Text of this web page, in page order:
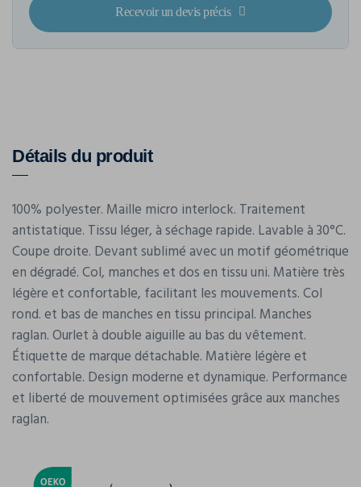
Recevoir un devis précis
Détails du produit
100% polyester. Maille micro interlock. Traitement
antistatique. Tissu léger, à séchage rapide. Lavable à 30°C.
Coupe droite. Devant sublimé avec un motif géométrique
en dégradé. Col, manches et dos en tissu uni. Matière très
légère et confortable, facilitant les mouvements. Col
rond. et bas de manches en tissu principal. Manches
raglan. Ourlet à double aiguille au bas du vêtement.
Étiquette de marque détachable. Matière légère et
confortable. Design moderne et dynamique. Performance
et liberté de mouvement optimisées grâce aux manches
raglan.